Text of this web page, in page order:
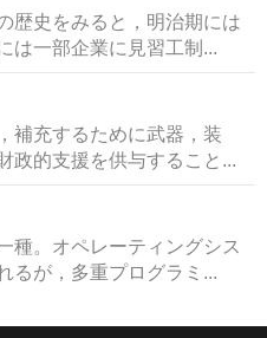
歴史をみると，明治期には
は一部企業に見習工制...
補充するために武器，装
政的支援を供与すること...
種。オペレーティングシス
るが，多重プログラミ...